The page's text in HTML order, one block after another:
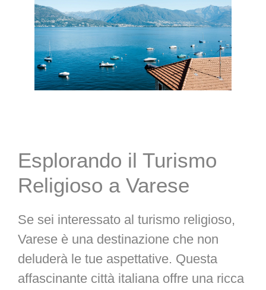
Esplorando il Turismo
Religioso a Varese
Se sei interessato al turismo religioso,
Varese è una destinazione che non
deluderà le tue aspettative. Questa
affascinante città italiana offre una ricca